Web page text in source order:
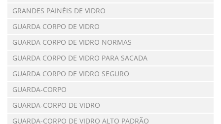
GRANDES PAINÉIS DE VIDRO
GUARDA CORPO DE VIDRO
GUARDA CORPO DE VIDRO NORMAS
GUARDA CORPO DE VIDRO PARA SACADA
GUARDA CORPO DE VIDRO SEGURO
GUARDA-CORPO
GUARDA-CORPO DE VIDRO
GUARDA-CORPO DE VIDRO ALTO PADRÃO